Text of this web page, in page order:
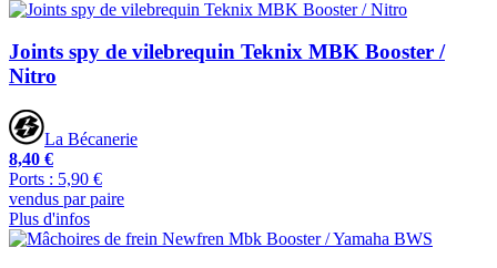
Joints spy de vilebrequin Teknix MBK Booster /
Nitro
La Bécanerie
8,40 €
Ports : 5,90 €
vendus par paire
Plus d'infos